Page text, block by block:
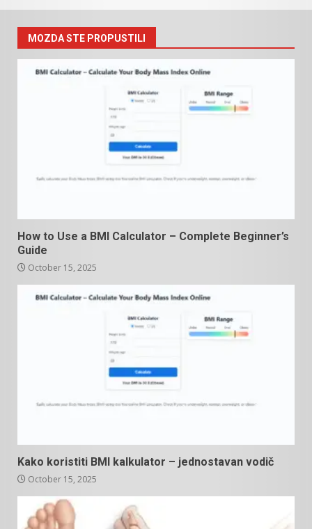
MOZDA STE PROPUSTILI
How to Use a BMI Calculator – Complete Beginner’s
Guide
October 15, 2025
Kako koristiti BMI kalkulator – jednostavan vodič
October 15, 2025